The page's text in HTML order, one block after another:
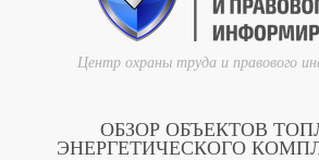
Центр охраны труда и правового
ОБЗОР ОБЪЕКТОВ
ЭНЕРГЕТИЧЕСКОГО